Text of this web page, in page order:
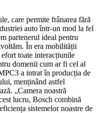
care permite frânarea fără
auto într-un mod la fel
partenerul ideal pentru
În era mobilității
toate interacțiunile
domenii cum ar fi cel al
a intrat în producția de
menținând astfel
„Camera noastră
lucru, Bosch combină
sistemelor noastre de